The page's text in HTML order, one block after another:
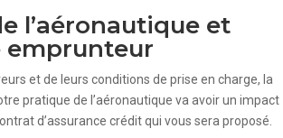
l’aéronautique et
emprunteur
et de leurs conditions de prise en charge, la
pratique de l’aéronautique va avoir un impact
d’assurance crédit qui vous sera proposé.